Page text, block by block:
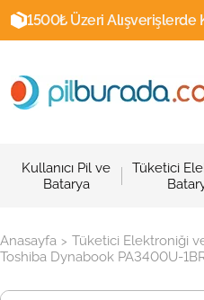
1500₺ Üzeri Alışverişlerde
Kullanıcı Pil ve
Batarya
Tüketici
Anasayfa > Tüketici Elektroniği
Toshiba Dynabook PA3400U-